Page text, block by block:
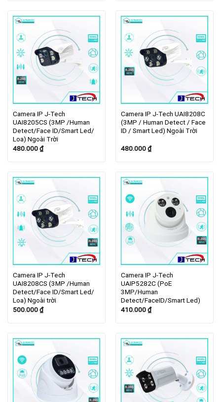
Camera IP J-Tech
UAI8205CS (3MP /Human
Detect/Face ID/Smart Led/
Loa) Ngoài Trời
480.000₫
Camera IP J-Tech UAI8208C
(3MP / Human Detect / Face
ID / Smart Led) Ngoài Trời
480.000₫
Camera IP J-Tech
UAI8208CS (3MP /Human
Detect/Face ID/Smart Led/
Loa) Ngoài trời
500.000₫
Camera IP J-Tech
UAIP5282C (PoE
3MP/Human
Detect/FaceID/Smart Led)
410.000₫